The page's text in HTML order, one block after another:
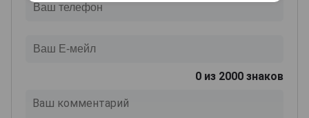
0 из 2000 знаков